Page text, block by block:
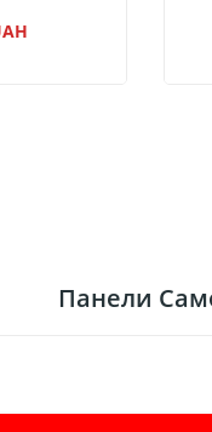
Кирпич
Панели